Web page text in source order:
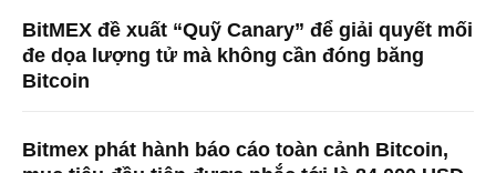
BitMEX đề xuất “Quỹ Canary” để giải quyết mối
đe dọa lượng tử mà không cần đóng băng
Bitcoin
Bitmex phát hành báo cáo toàn cảnh Bitcoin,